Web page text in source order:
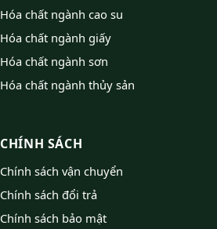
Hóa chất ngành cao su
Hóa chất ngành giấy
Hóa chất ngành sơn
Hóa chất ngành thủy sản
CHÍNH SÁCH
Chính sách vận chuyển
Chính sách đổi trả
Chính sách bảo mật